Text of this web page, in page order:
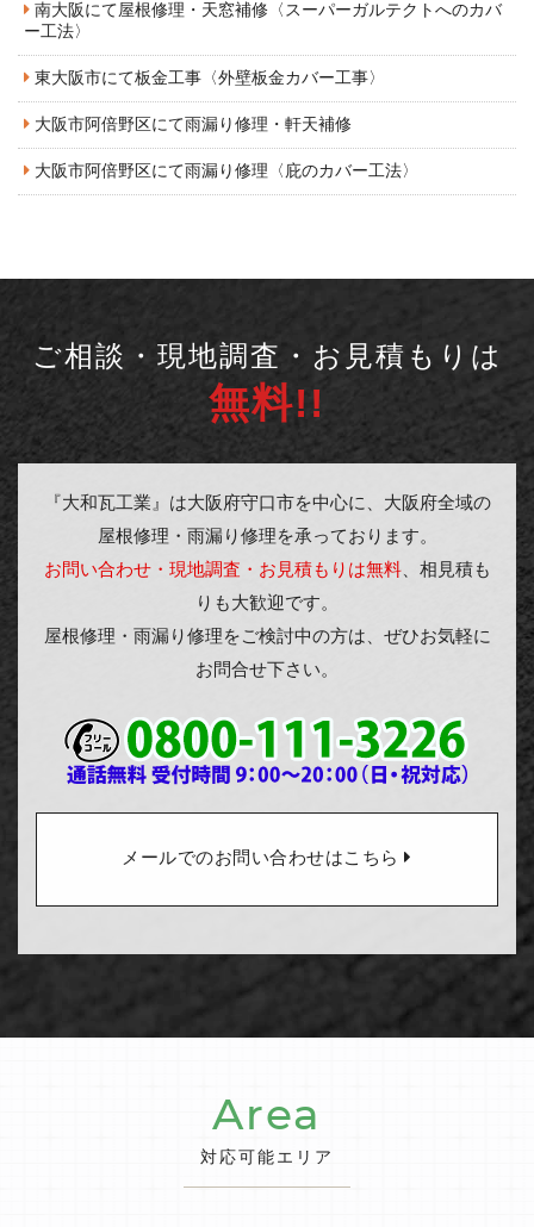
南大阪にて屋根修理・天窓補修〈スーパーガルテクトへのカバ
ー工法〉
東大阪市にて板金工事〈外壁板金カバー工事〉
大阪市阿倍野区にて雨漏り修理・軒天補修
大阪市阿倍野区にて雨漏り修理〈庇のカバー工法〉
ご相談・現地調査・お見積もりは
無料!!
『大和瓦工業』は大阪府守口市を中心に、大阪府全域の
屋根修理・雨漏り修理を承っております。
お問い合わせ・現地調査・お見積もりは無料、相見積も
りも大歓迎です。
屋根修理・雨漏り修理をご検討中の方は、ぜひお気軽に
お問合せ下さい。
メールでのお問い合わせはこちら
Area
対応可能エリア